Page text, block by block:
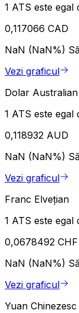
1 ATS este egal
0,117066 CAD
NaN (NaN%)
Vezi graficul
Dolar Australian
1 ATS este egal
0,118932 AUD
NaN (NaN%)
Vezi graficul
Franc Elvețian
1 ATS este egal
0,0678492 CHF
NaN (NaN%)
Vezi graficul
Yuan